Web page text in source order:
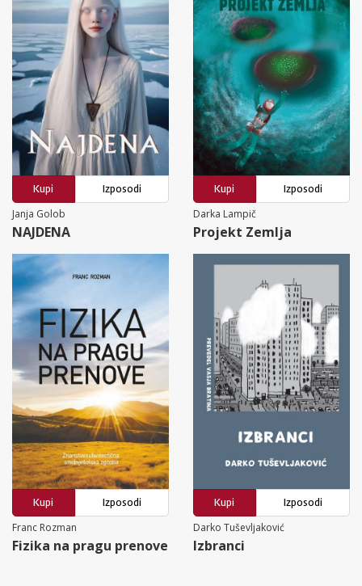
Kupi
Izposodi
Janja Golob
NAJDENA
Kupi
Izposodi
Darka Lampič
Projekt Zemlja
Kupi
Izposodi
Franc Rozman
Fizika na pragu prenove
Kupi
Izposodi
Darko Tuševljaković
Izbranci